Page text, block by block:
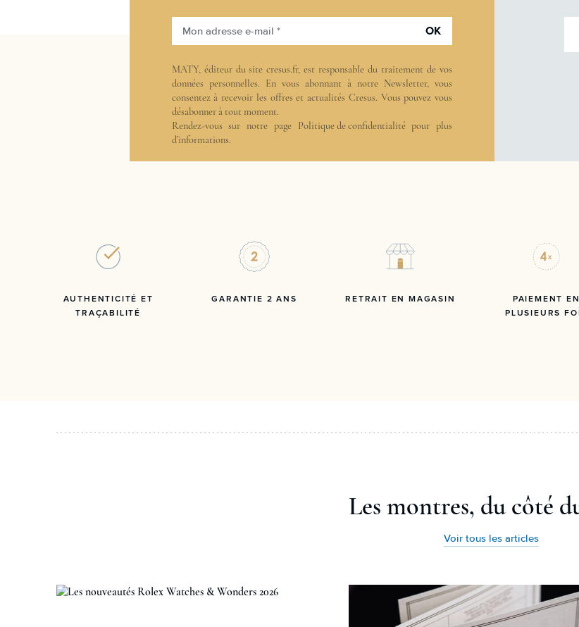
Mon adresse e-mail * OK
MATY, éditeur du site cresus.fr, est responsable du traitement de vos
données personnelles. En vous abonnant à notre Newsletter, vous
consentez à recevoir les offres et actualités Cresus. Vous pouvez vous
désabonner à tout moment.
Rendez-vous sur notre page Politique de confidentialitépour plus
d’informations.
AUTHENTICITÉ ET
TRAÇABILITÉ
GARANTIE 2 ANS RETRAIT EN MAGASIN
PAIEMENT EN
PLUSIEURS
Les montres, du côté
Voir tous les articles